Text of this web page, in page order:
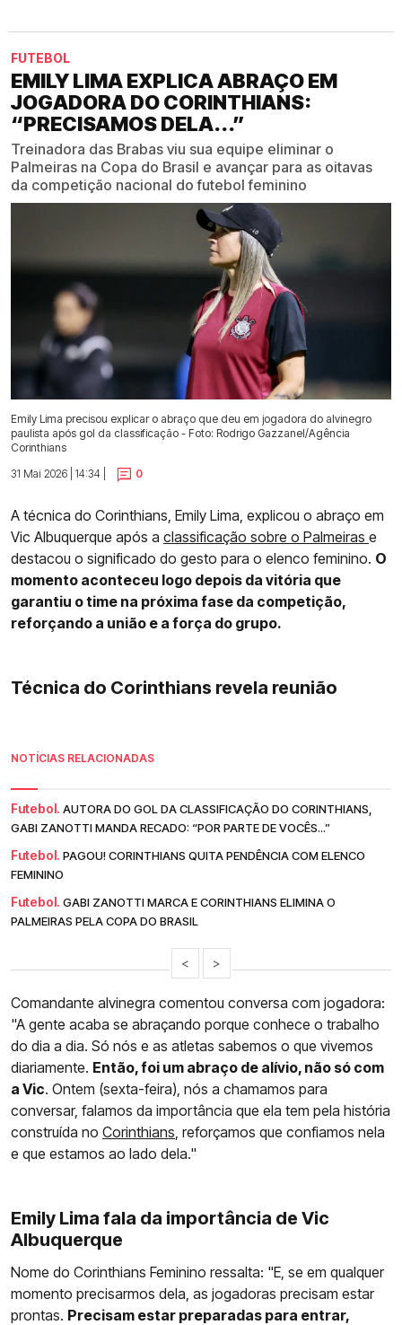
FUTEBOL
EMILY LIMA EXPLICA ABRAÇO EM
JOGADORA DO CORINTHIANS:
“PRECISAMOS DELA...”
Treinadora das Brabas viu sua equipe eliminar o
Palmeiras na Copa do Brasil e avançar para as oitavas
da competição nacional do futebol feminino
Emily Lima precisou explicar o abraço que deu em jogadora do alvinegro
paulista após gol da classificação - Foto: Rodrigo Gazzanel/Agência
Corinthians
31 Mai 2026 | 14:34 |
0
A técnica do Corinthians, Emily Lima, explicou o abraço em
Vic Albuquerque após a classificação sobre o Palmeiras e
destacou o significado do gesto para o elenco feminino. O
momento aconteceu logo depois da vitória que
garantiu o time na próxima fase da competição,
reforçando a união e a força do grupo.
Técnica do Corinthians revela reunião
NOTÍCIAS RELACIONADAS
Futebol. AUTORA DO GOL DA CLASSIFICAÇÃO DO CORINTHIANS,
GABI ZANOTTI MANDA RECADO: “POR PARTE DE VOCÊS...”
Futebol. PAGOU! CORINTHIANS QUITA PENDÊNCIA COM ELENCO
FEMININO
Futebol. GABI ZANOTTI MARCA E CORINTHIANS ELIMINA O
PALMEIRAS PELA COPA DO BRASIL
< >
Comandante alvinegra comentou conversa com jogadora:
"A gente acaba se abraçando porque conhece o trabalho
do dia a dia. Só nós e as atletas sabemos o que vivemos
diariamente. Então, foi um abraço de alívio, não só com
a Vic. Ontem (sexta-feira), nós a chamamos para
conversar, falamos da importância que ela tem pela história
construída no Corinthians , reforçamos que confiamos nela
e que estamos ao lado dela."
Emily Lima fala da importância de Vic
Albuquerque
Nome do Corinthians Feminino ressalta: "E, se em qualquer
momento precisarmos dela, as jogadoras precisam estar
prontas. Precisam estar preparadas para entrar,